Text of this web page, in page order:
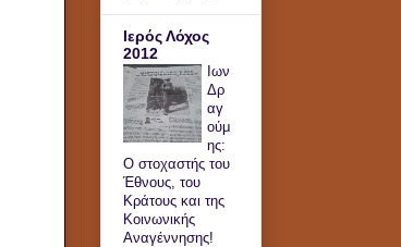
Ιερός Λόχος
2012
Ιων
Δρ
αγ
ούμ
ης:
Ο στοχαστής του
Έθνους, του
Κράτους και της
Κοινωνικής
Αναγέννησης!